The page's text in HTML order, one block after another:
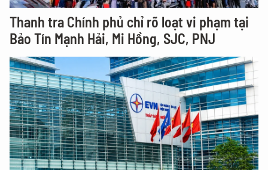
Thanh tra Chính phủ chỉ rõ loạt vi phạm tại
Bảo Tín Mạnh Hải, Mi Hồng, SJC, PNJ